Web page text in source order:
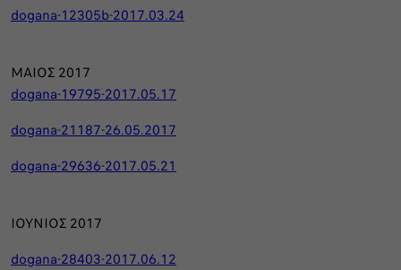
dogana-12305b-2017.03.24
ΜΑΙΟΣ 2017
dogana-19795-2017.05.17
dogana-21187-26.05.2017
dogana-29636-2017.05.21
ΙΟΥΝΙΟΣ 2017
dogana-28403-2017.06.12